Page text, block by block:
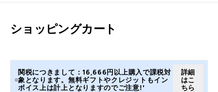
ショッピングカート
関税につきまして：16,666円以上購入で課税対
象となります。無料ギフトやクレジットもイン
ボイス上は計上となりますのでご注意!'
詳細
はこ
ちら